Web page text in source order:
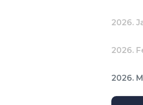
2026.
2026.
2026.